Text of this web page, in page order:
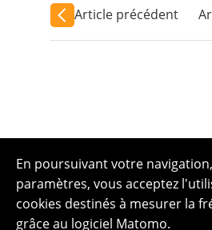
Article précédent
En poursuivant votre
paramètres, vous acceptez
cookies destinés à mesurer la
grâce au logiciel Matomo.